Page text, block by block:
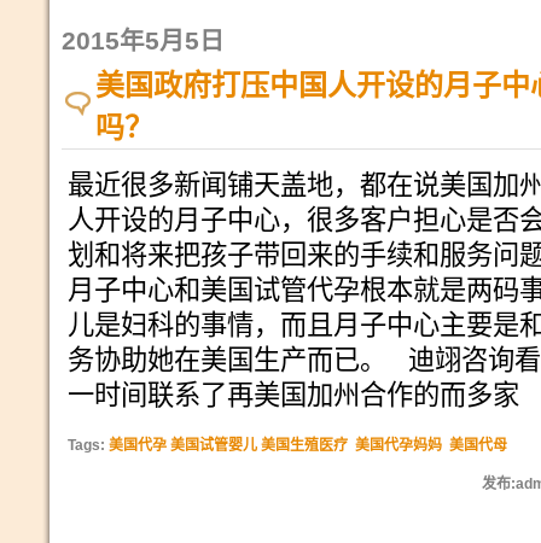
2015年5月5日
美国政府打压中国人开设的月子
吗？
最近很多新闻铺天盖地，都在说美国加
人开设的月子中心，很多客户担心是否
划和将来把孩子带回来的手续和服务问
月子中心和美国试管代孕根本就是两码
儿是妇科的事情，而且月子中心主要是
务协助她在美国生产而已。 迪翊咨询
一时间联系了再美国加州合作的而多家
Tags: 美国代孕 美国试管婴儿 美国生殖医疗 美国代孕妈妈 美国代母
发布